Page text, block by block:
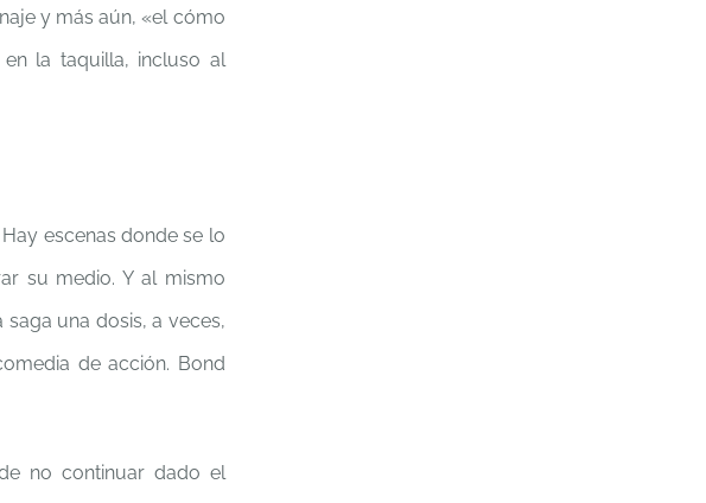
y más aún, «el cómo
la taquilla, incluso al
escenas donde se lo
su medio. Y al mismo
una dosis, a veces,
de acción. Bond
no continuar dado el